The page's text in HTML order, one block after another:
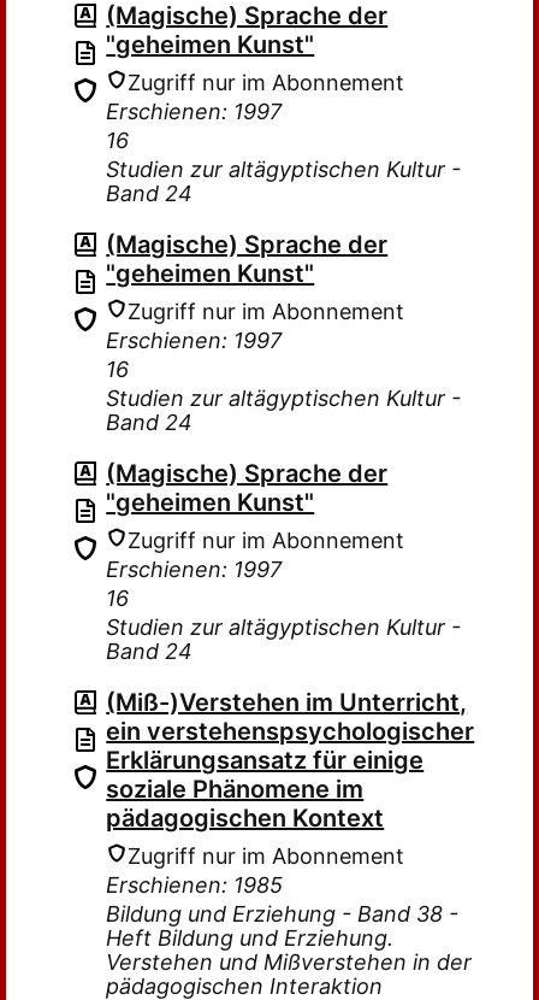
(Magische) Sprache der
"geheimen Kunst"
Zugriff nur im Abonnement
Erschienen: 1997
16
Studien zur altägyptischen Kultur -
Band 24
(Magische) Sprache der
"geheimen Kunst"
Zugriff nur im Abonnement
Erschienen: 1997
16
Studien zur altägyptischen Kultur -
Band 24
(Magische) Sprache der
"geheimen Kunst"
Zugriff nur im Abonnement
Erschienen: 1997
16
Studien zur altägyptischen Kultur -
Band 24
(Miß-)Verstehen im Unterricht,
ein verstehenspsychologischer
Erklärungsansatz für einige
soziale Phänomene im
pädagogischen Kontext
Zugriff nur im Abonnement
Erschienen: 1985
Bildung und Erziehung - Band 38 -
Heft Bildung und Erziehung.
Verstehen und Mißverstehen in der
pädagogischen Interaktion